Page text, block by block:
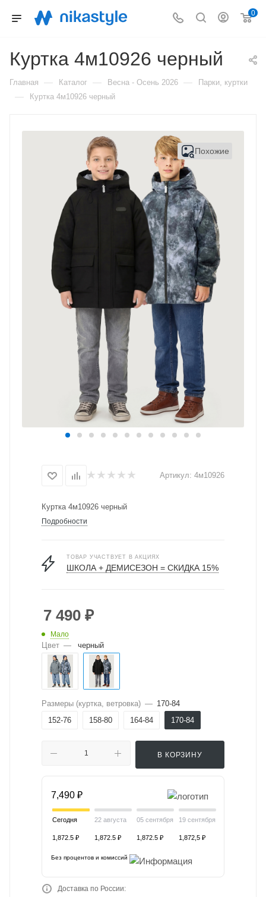
0
Куртка 4м10926 черный
Главная — Каталог — Весна - Осень 2026 — Парки, куртки
— Куртка 4м10926 черный
Похожие
Артикул: 4м10926
Куртка 4м10926 черный
Подробности
ТОВАР УЧАСТВУЕТ В АКЦИЯХ
ШКОЛА + ДЕМИСЕЗОН = СКИДКА 15%
7 490 ₽
Мало
Цвет — черный
Размеры (куртка, ветровка) — 170-84
152-76
158-80 164-84 170-84
В КОРЗИНУ
7,490 ₽
Сегодня
1,872.5 ₽
22 августа
1,872.5 ₽
05 сентября
1,872.5 ₽
19 сентября
1,872,5 ₽
Без процентов и комиссий
Доставка по России: